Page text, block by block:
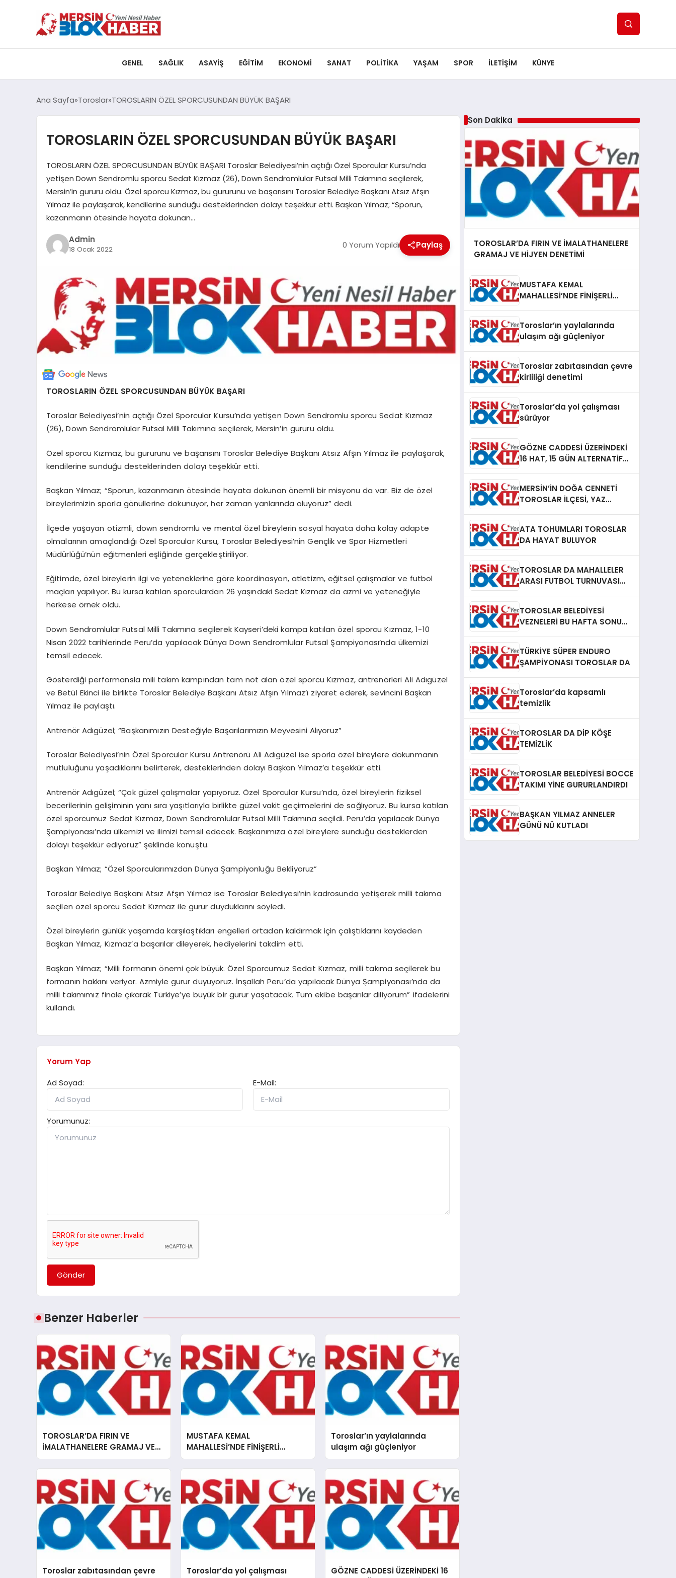
GENEL SAĞLIK ASAYIŞ EĞITIM EKONOMI SANAT POLITIKA YAŞAM SPOR ILETİŞİM KÜNYE
Ana Sayfa Toroslar TOROSLARIN ÖZEL SPORCUSUNDAN BÜYÜK BAŞARI
TOROSLARIN ÖZEL SPORCUSUNDAN BÜYÜK BAŞARI
TOROSLARIN ÖZEL SPORCUSUNDAN BÜYÜK BAŞARI Toroslar Belediyesi’nin açtığı Özel Sporcular Kursu’nda
yetişen Down Sendromlu sporcu Sedat Kızmaz (26), Down Sendromlular Futsal Milli Takımına seçilerek,
Mersin’in gururu oldu. Özel sporcu Kızmaz, bu gururunu ve başarısını Toroslar Belediye Başkanı Atsız Afşın
Yılmaz ile paylaşarak, kendilerine sunduğu desteklerinden dolayı teşekkür etti. Başkan Yılmaz; “Sporun,
kazanmanın ötesinde hayata dokunan…
Admin
18 Ocak 2022 0 Yorum Yapıldı Paylaş
TOROSLARIN ÖZEL SPORCUSUNDAN BÜYÜK BAŞARI
Toroslar Belediyesi’nin açtığı Özel Sporcular Kursu’nda yetişen Down Sendromlu sporcu Sedat Kızmaz
(26), Down Sendromlular Futsal Milli Takımına seçilerek, Mersin’in gururu oldu.
Özel sporcu Kızmaz, bu gururunu ve başarısını Toroslar Belediye Başkanı Atsız Afşın Yılmaz ile paylaşarak,
kendilerine sunduğu desteklerinden dolayı teşekkür etti.
Başkan Yılmaz; “Sporun, kazanmanın ötesinde hayata dokunan önemli bir misyonu da var. Biz de özel
bireylerimizin sporla gönüllerine dokunuyor, her zaman yanlarında oluyoruz” dedi.
İlçede yaşayan otizmli, down sendromlu ve mental özel bireylerin sosyal hayata daha kolay adapte
olmalarının amaçlandığı Özel Sporcular Kursu, Toroslar Belediyesi’nin Gençlik ve Spor Hizmetleri
Müdürlüğü’nün eğitmenleri eşliğinde gerçekleştiriliyor.
Eğitimde, özel bireylerin ilgi ve yeteneklerine göre koordinasyon, atletizm, eğitsel çalışmalar ve futbol
maçları yapılıyor. Bu kursa katılan sporculardan 26 yaşındaki Sedat Kızmaz da azmi ve yeteneğiyle
herkese örnek oldu.
Down Sendromlular Futsal Milli Takımına seçilerek Kayseri’deki kampa katılan özel sporcu Kızmaz, 1-10
Nisan 2022 tarihlerinde Peru’da yapılacak Dünya Down Sendromlular Futsal Şampiyonası’nda ülkemizi
temsil edecek.
Gösterdiği performansla mili takım kampından tam not alan özel sporcu Kızmaz, antrenörleri Ali Adıgüzel
ve Betül Ekinci ile birlikte Toroslar Belediye Başkanı Atsız Afşın Yılmaz’ı ziyaret ederek, sevincini Başkan
Yılmaz ile paylaştı.
Antrenör Adıgüzel; “Başkanımızın Desteğiyle Başarılarımızın Meyvesini Alıyoruz”
Toroslar Belediyesi’nin Özel Sporcular Kursu Antrenörü Ali Adıgüzel ise sporla özel bireylere dokunmanın
mutluluğunu yaşadıklarını belirterek, desteklerinden dolayı Başkan Yılmaz’a teşekkür etti.
Antrenör Adıgüzel; “Çok güzel çalışmalar yapıyoruz. Özel Sporcular Kursu’nda, özel bireylerin fiziksel
becerilerinin gelişiminin yanı sıra yaşıtlarıyla birlikte güzel vakit geçirmelerini de sağlıyoruz. Bu kursa katılan
özel sporcumuz Sedat Kızmaz, Down Sendromlular Futsal Milli Takımına seçildi. Peru’da yapılacak Dünya
Şampiyonası’nda ülkemizi ve ilimizi temsil edecek. Başkanımıza özel bireylere sunduğu desteklerden
dolayı teşekkür ediyoruz” şeklinde konuştu.
Başkan Yılmaz; “Özel Sporcularımızdan Dünya Şampiyonluğu Bekliyoruz”
Toroslar Belediye Başkanı Atsız Afşın Yılmaz ise Toroslar Belediyesi’nin kadrosunda yetişerek milli takıma
seçilen özel sporcu Sedat Kızmaz ile gurur duyduklarını söyledi.
Özel bireylerin günlük yaşamda karşılaştıkları engelleri ortadan kaldırmak için çalıştıklarını kaydeden
Başkan Yılmaz, Kızmaz’a başarılar dileyerek, hediyelerini takdim etti.
Başkan Yılmaz; “Milli formanın önemi çok büyük. Özel Sporcumuz Sedat Kızmaz, milli takıma seçilerek bu
formanın hakkını veriyor. Azmiyle gurur duyuyoruz. İnşallah Peru’da yapılacak Dünya Şampiyonası’nda da
milli takımımız finale çıkarak Türkiye’ye büyük bir gurur yaşatacak. Tüm ekibe başarılar diliyorum” ifadelerini
kullandı.
Yorum Yap
Ad Soyad:
E-Mail:
Yorumunuz:
Gönder
Benzer Haberler
TOROSLAR’DA FIRIN VE
İMALATHANELERE GRAMAJ VE
HİJYEN DENETİMİ
MUSTAFA KEMAL
MAHALLESİ’NDE FİNİŞERLİ
ASFALT ÇALIŞMASI
Toroslar’ın yaylalarında
ulaşım ağı güçleniyor
Toroslar zabıtasından çevre
Toroslar’da yol çalışması
GÖZNE CADDESİ ÜZERİNDEKİ 16
Son Dakika
TOROSLAR’DA FIRIN VE İMALATHANELERE
GRAMAJ VE HİJYEN DENETİMİ
MUSTAFA KEMAL
MAHALLESİ’NDE FİNİŞERLİ
Toroslar’ın yaylalarında
ulaşım ağı güçleniyor
Toroslar zabıtasından çevre
kirliliği denetimi
Toroslar’da yol çalışması
sürüyor
GÖZNE CADDESİ ÜZERİNDEKİ
16 HAT, 15 GÜN ALTERNATİF
MERSİN’İN DOĞA CENNETİ
TOROSLAR İLÇESİ, YAZ
ATA TOHUMLARI TOROSLAR
DA HAYAT BULUYOR
TOROSLAR DA MAHALLELER
ARASI FUTBOL TURNUVASI
TOROSLAR BELEDİYESİ
VEZNELERİ BU HAFTA SONU
TÜRKİYE SÜPER ENDURO
ŞAMPİYONASI TOROSLAR DA
Toroslar’da kapsamlı
temizlik
TOROSLAR DA DİP KÖŞE
TEMİZLİK
TOROSLAR BELEDİYESİ BOCCE
TAKIMI YİNE GURURLANDIRDI
BAŞKAN YILMAZ ANNELER
GÜNÜ NÜ KUTLADI